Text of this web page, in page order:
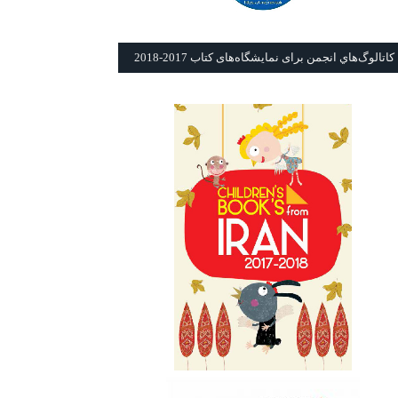
كاتالوگ‌هاي انجمن برای نمايشگاه‌های كتاب 2017-2018